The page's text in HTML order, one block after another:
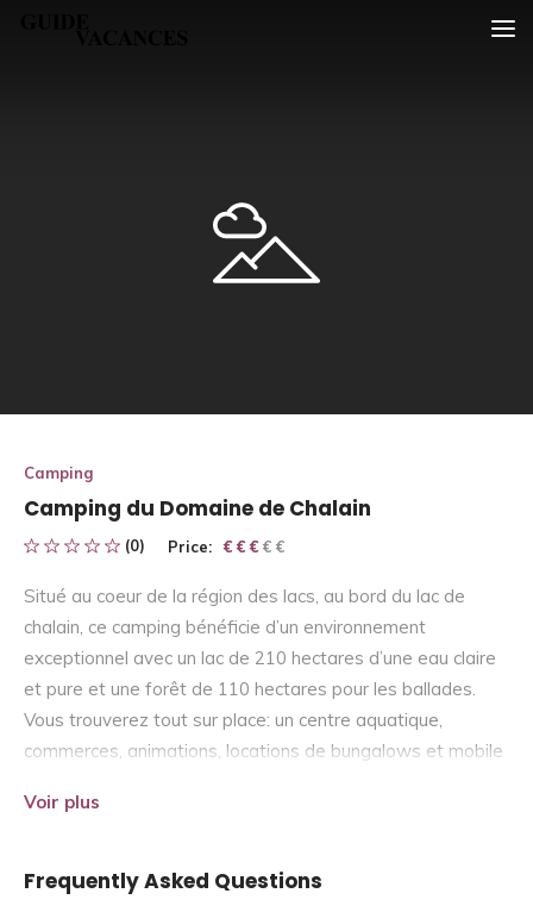
Camping
Camping du Domaine de Chalain
(0) Price: € € € € €
€ € €
Situé au coeur de la région des lacs, au bord du lac de
chalain, ce camping bénéficie d’un environnement
exceptionnel avec un lac de 210 hectares d’une eau claire
et pure et une forêt de 110 hectares pour les ballades.
Vous trouverez tout sur place: un centre aquatique,
commerces, animations, locations de bungalows et mobile
Voir plus
Frequently Asked Questions